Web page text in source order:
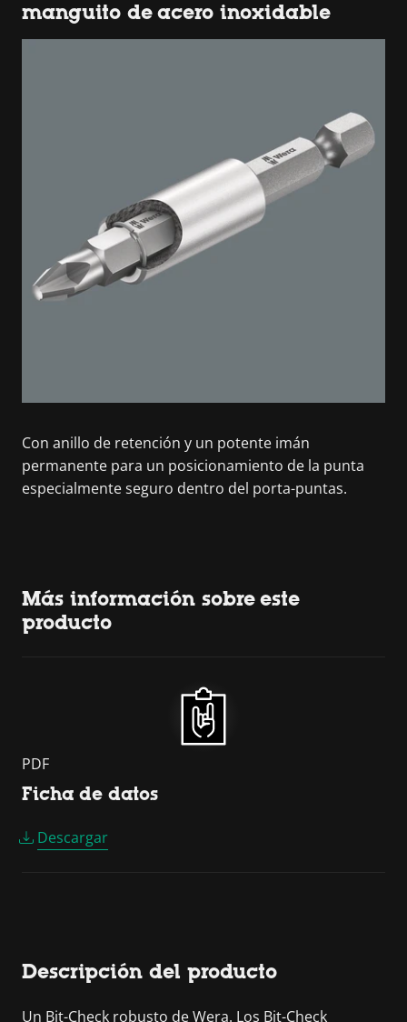
manguito de acero inoxidable
Con anillo de retención y un potente imán
permanente para un posicionamiento de la punta
especialmente seguro dentro del porta-puntas.
Más información sobre este
producto
PDF
Ficha de datos
Descargar
Descripción del producto
Un Bit-Check robusto de Wera. Los Bit-Check